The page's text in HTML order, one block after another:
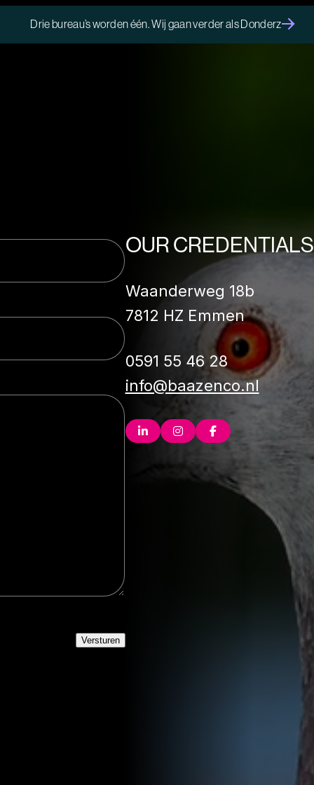
Drie bureau’s worden één. Wij gaan verder als Donderz
Versturen
OUR CREDENTIALS
Waanderweg 18b
7812 HZ Emmen
0591 55 46 28
info@baazenco.nl